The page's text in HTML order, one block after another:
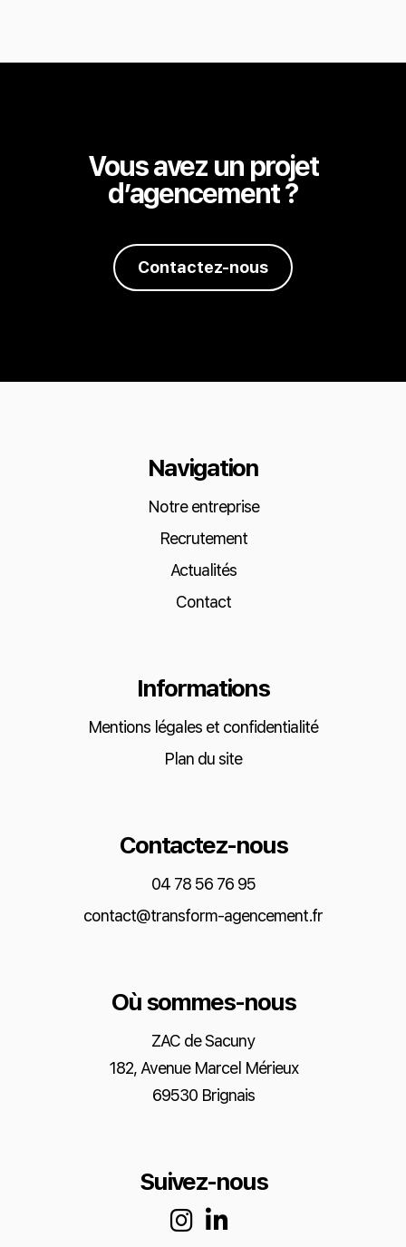
Vous avez un projet
d’agencement ?
Contactez-nous
Navigation
Notre entreprise
Recrutement
Actualités
Contact
Informations
Mentions légales et confidentialité
Plan du site
Contactez-nous
04 78 56 76 95
contact@transform-agencement.fr
Où sommes-nous
ZAC de Sacuny
182, Avenue Marcel Mérieux
69530 Brignais
Suivez-nous